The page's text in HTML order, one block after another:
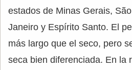
estados de Minas Gerais,
Janeiro y Espírito Santo. El
más largo que el seco, pero
seca bien diferenciada. En la